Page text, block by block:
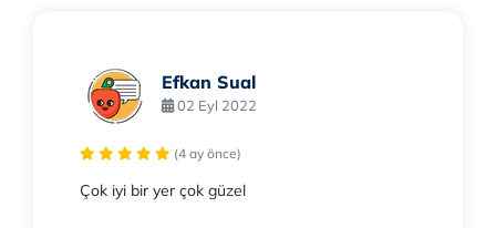
Efkan Sual
02 Eyl 2022
(4 ay önce)
Çok iyi bir yer çok güzel